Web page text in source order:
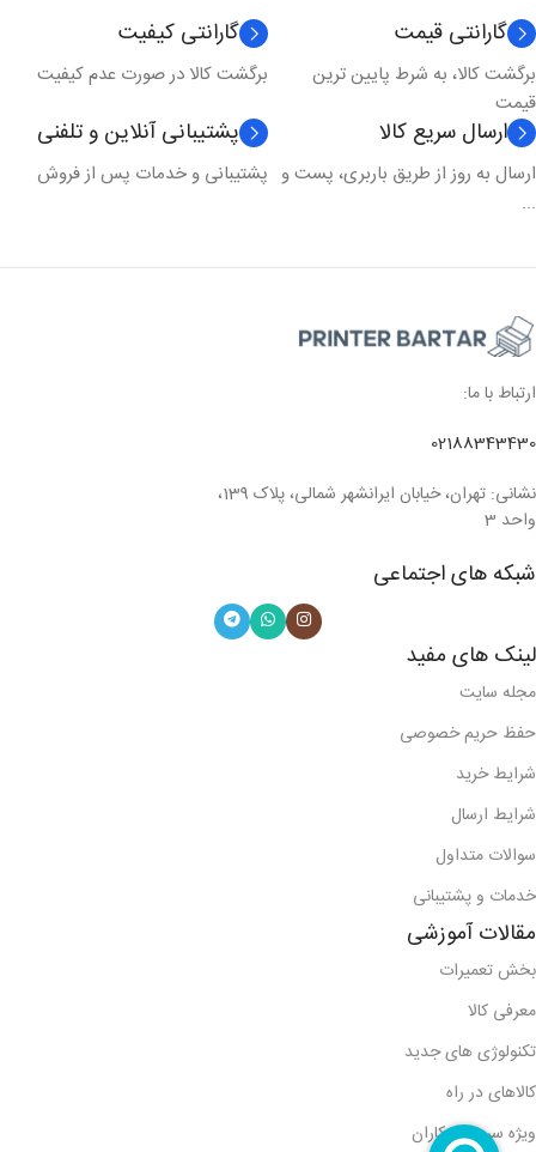
گارانتی قیمت
برگشت کالا، به شرط پایین ترین
قیمت
گارانتی کیفیت
برگشت کالا در صورت عدم کیفیت
ارسال سریع کالا
ارسال به روز از طریق باربری، پست و
...
پشتیبانی آنلاین و تلفنی
پشتیبانی و خدمات پس از فروش
ارتباط با ما:
02188343430
نشانی: تهران، خیابان ایرانشهر شمالی، پلاک 139،
واحد 3
شبکه های اجتماعی
لینک های مفید
مجله سایت
حفظ حریم خصوصی
شرایط خرید
شرایط ارسال
سوالات متداول
خدمات و پشتیبانی
مقالات آموزشی
بخش تعمیرات
معرفی کالا
تکنولوژی های جدید
کالاهای در راه
ویژه سرویس کاران